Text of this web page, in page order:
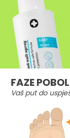
FAZE
Vaš put do